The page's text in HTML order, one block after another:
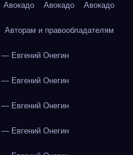
Авокадо Авокадо Авокадо
Авторам и правообладателям
Евгений Онегин
Евгений Онегин
Евгений Онегин
Евгений Онегин